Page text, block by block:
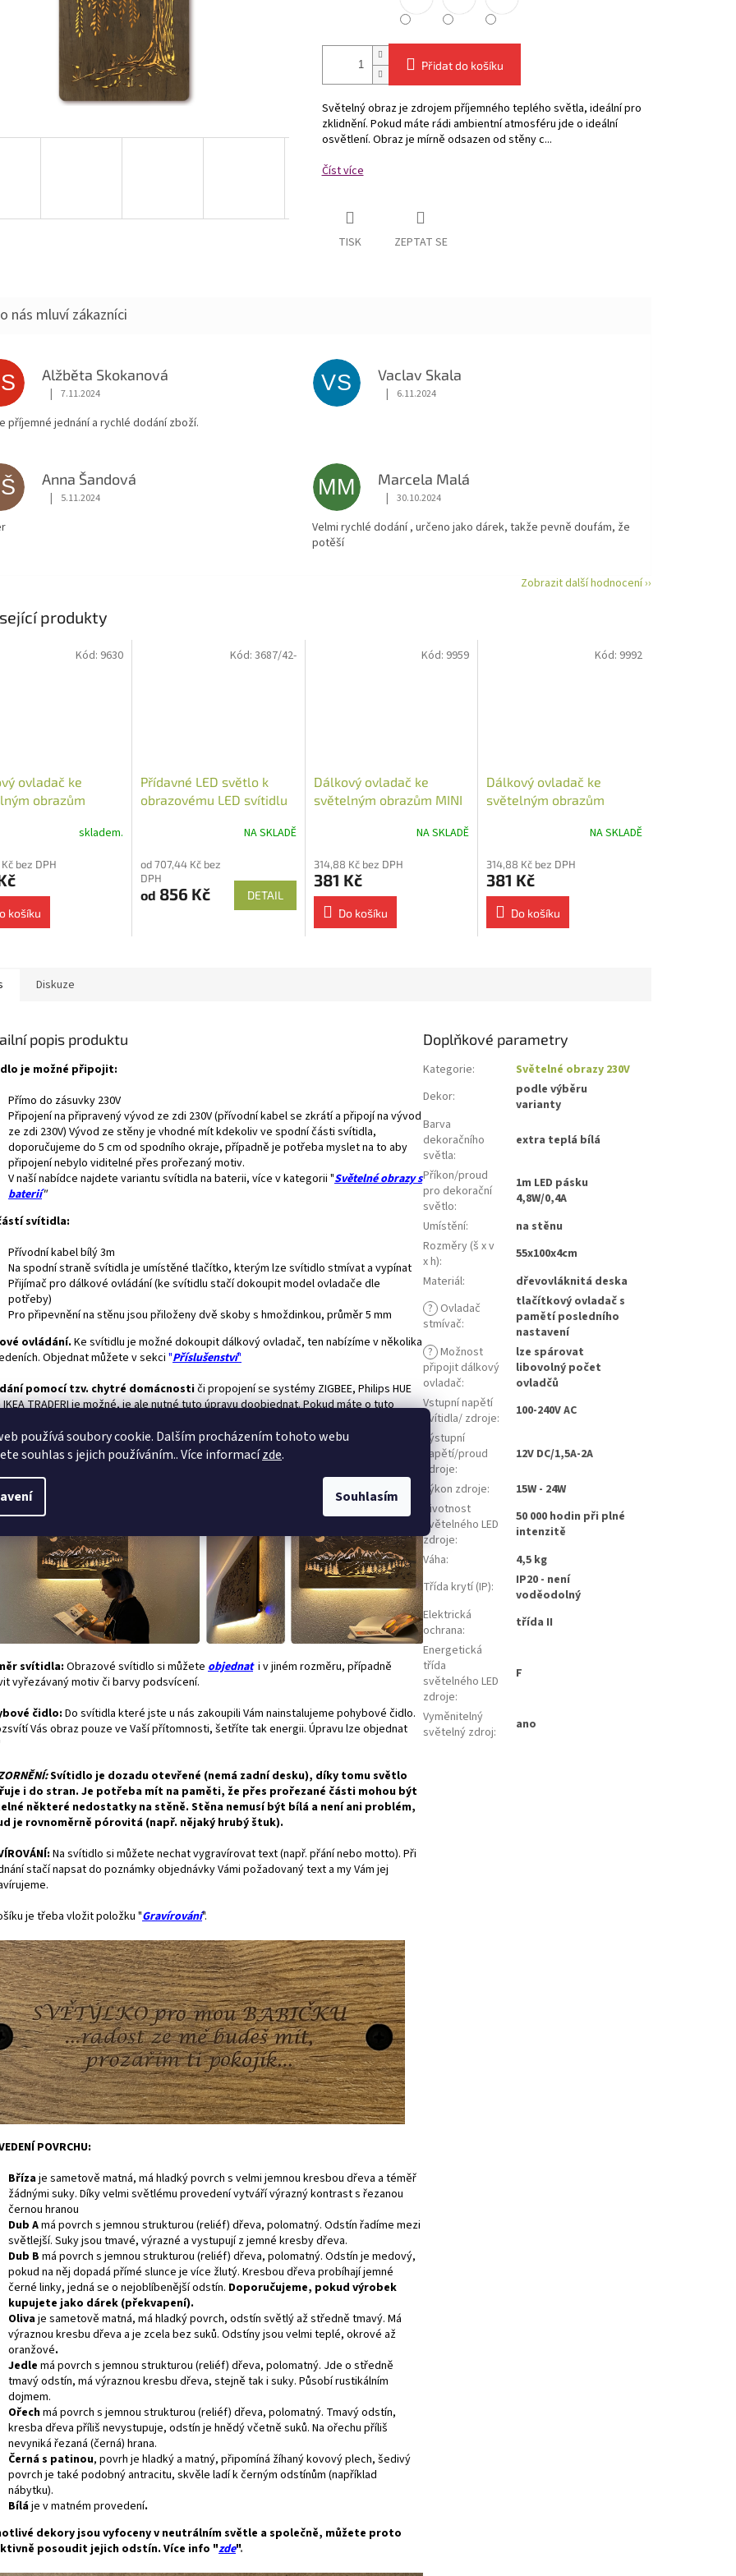
používá soubory cookie. Dalším procházením tohoto webu
souhlas s jejich používáním.. Více informacízde.
Souhlasím
Přidat do košíku
Světelný obraz je zdrojem příjemného teplého světla, ideální pro
zklidnění. Pokud máte rádi ambientní atmosféru jde o ideální
osvětlení. Obraz je mírně odsazen od stěny c...
Číst více
TISK ZEPTAT SE
nás mluví zákazníci
Alžběta Skokanová
Hodnocení obchodu je 5 z 5 hvězdiček.
| 7.11.2024
příjemné jednání a rychlé dodání zboží.
VS Vaclav Skala
Hodnocení obchodu je 5 z 5 hvězdiček.
| 6.11.2024
Anna Šandová
Hodnocení obchodu je 5 z 5 hvězdiček.
| 5.11.2024 MM Marcela Malá
Hodnocení obchodu je 5 z 5 hvězdiček.
| 30.10.2024
Velmi rychlé dodání , určeno jako dárek, takže pevně doufám, že
potěší
Zobrazit další hodnocení ››
produkty
ovladač ke
obrazům
skladem.
bez DPH
košíku
Kód: 9630
Přídavné LED světlo k
obrazovému LED svítidlu
NA SKLADĚ
od 707,44 Kč bez
DPH
od 856 Kč DETAIL
Kód: 3687/42-
Dálkový ovladač ke
světelným obrazům MINI
NA SKLADĚ
314,88 Kč bez DPH
381 Kč
Do košíku
Kód: 9959
Dálkový ovladač ke
světelným obrazům
NA SKLADĚ
314,88 Kč bez DPH
381 Kč
Do košíku
Kód: 9992
Diskuze
popis produktu
je možné připojit:
Přímo do zásuvky 230V
Připojení na připravený vývod ze zdi 230V (přívodní kabel se zkrátí a připojí na vývod
ze zdi 230V) Vývod ze stěny je vhodné mít kdekoliv ve spodní části svítidla,
doporučujeme do 5 cm od spodního okraje, případně je potřeba myslet na to aby
připojení nebylo viditelné přes prořezaný motiv.
V naší nabídce najdete variantu svítidla na baterii, více v kategorii "Světelné obrazy s
baterií"
svítidla:
Přívodní kabel bílý 3m
Na spodní straně svítidla je umístěné tlačítko, kterým lze svítidlo stmívat a vypínat
Přijímač pro dálkové ovládání (ke svítidlu stačí dokoupit model ovladače dle
potřeby)
Pro připevnění na stěnu jsou přiloženy dvě skoby s hmoždinkou, průměr 5 mm
ovládání.Ke svítidlu je možné dokoupit dálkový ovladač, ten nabízíme v několika
Objednat můžete v sekci "Příslušenství"
pomocí tzv. chytré domácnostiči propojení se systémy ZIGBEE, Philips HUE
TRADFRI je možné, je ale nutné tuto úpravu doobjednat. Pokud máte o tuto
světlo:Ke svítidlu si můžete zakoupit výkonné přídavné
si například číst. Součástí přídavného světla je dotykový ovladač, ten je umístěný
svítidla. Ovládání přídavného světla je nezávislé na podsvícení obrazu a je
stmívatelné.
svítidla: Obrazové svítidlo si můžete objednat i v jiném rozměru, případně
vyřezávaný motiv či barvy podsvícení.
čidlo:Do svítidla které jste u nás zakoupili Vám nainstalujeme pohybové čidlo.
Vás obraz pouze ve Vaší přítomnosti, šetříte tak energii. Úpravu lze objednat
Svítidlo je dozadu otevřené (nemá zadní desku), díky tomu světlo
i do stran. Je potřeba mít na paměti, že přes prořezané části mohou být
některé nedostatky na stěně. Stěna nemusí být bílá a není ani problém,
je rovnoměrně pórovitá (např. nějaký hrubý štuk).
Na svítidlo si můžete nechat vygravírovat text (např. přání nebo motto). Při
stačí napsat do poznámky objednávky Vámi požadovaný text a my Vám jej
je třeba vložit položku "Gravírování".
POVRCHU:
Břízaje sametově matná, má hladký povrch s velmi jemnou kresbou dřeva a téměř
žádnými suky. Díky velmi světlému provedení vytváří výrazný kontrast s řezanou
černou hranou
Dub Amá povrch s jemnou strukturou (reliéf) dřeva, polomatný. Odstín řadíme mezi
světlejší. Suky jsou tmavé, výrazné a vystupují z jemné kresby dřeva.
Dub B má povrch s jemnou strukturou (reliéf) dřeva, polomatný. Odstín je medový,
pokud na něj dopadá přímé slunce je více žlutý. Kresbou dřeva probíhají jemné
černé linky, jedná se o nejoblíbenější odstín. Doporučujeme, pokud výrobek
kupujete jako dárek (překvapení).
Olivaje sametově matná, má hladký povrch, odstín světlý až středně tmavý. Má
výraznou kresbu dřeva a je zcela bez suků. Odstíny jsou velmi teplé, okrové až
oranžové.
Jedle má povrch s jemnou strukturou (reliéf) dřeva, polomatný. Jde o středně
tmavý odstín, má výraznou kresbu dřeva, stejně tak i suky. Působí rustikálním
dojmem.
Ořechmá povrch s jemnou strukturou (reliéf) dřeva, polomatný. Tmavý odstín,
kresba dřeva příliš nevystupuje, odstín je hnědý včetně suků. Na ořechu příliš
nevyniká řezaná (černá) hrana.
Černá s patinou, povrh je hladký a matný, připomíná žíhaný kovový plech, šedivý
povrch je také podobný antracitu, skvěle ladí k černým odstínům (například
nábytku).
Bíláje v matném provedení.
dekory jsou vyfoceny v neutrálním světle a společně, můžete proto
posoudit jejich odstín. Více info "zde".
Doplňkové parametry
Kategorie:
Světelné obrazy 230V
Dekor:
podle výběru
varianty
Barva
dekoračního
světla:
extra teplá bílá
Příkon/proud
pro dekorační
světlo:
1m LED pásku
4,8W/0,4A
Umístění:
na stěnu
Rozměry (š x v
x h):
55x100x4cm
Materiál:
dřevovláknitá deska
? Ovladač
stmívač:
tlačítkový ovladač s
pamětí posledního
nastavení
? Možnost
připojit dálkový
ovladač:
lze spárovat
libovolný počet
ovladčů
Vstupní napětí
svítidla/ zdroje:
100-240V AC
Výstupní
napětí/proud
zdroje:
12V DC/1,5A-2A
Výkon zdroje:
15W - 24W
Životnost
světelného LED
zdroje:
50 000 hodin při plné
intenzitě
Váha:
4,5 kg
Třída krytí (IP):
IP20 - není
voděodolný
Elektrická
ochrana:
třída II
Energetická
třída
světelného LED
zdroje:
F
Vyměnitelný
světelný zdroj: ano